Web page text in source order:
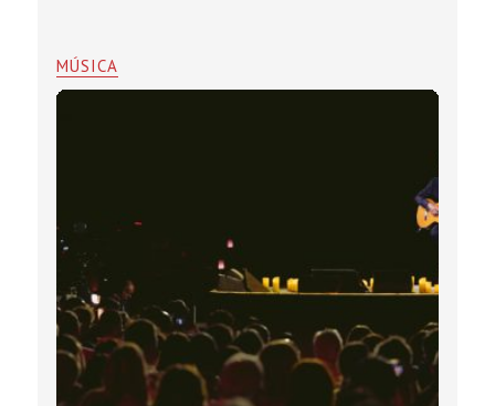
MÚSICA